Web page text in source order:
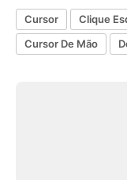
Cursor Clique
Cursor De Mão